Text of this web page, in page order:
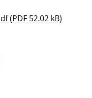
(PDF 52.02 kB)